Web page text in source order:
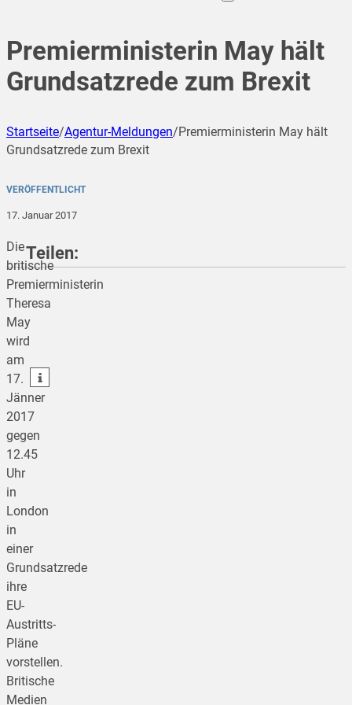
Premierministerin May hält
Grundsatzrede zum Brexit
Startseite/Agentur-Meldungen/Premierministerin May hält
Grundsatzrede zum Brexit
VERÖFFENTLICHT
17. Januar 2017
Die
britische
Premierministerin
Theresa
May
wird
am
17.
Jänner
2017
gegen
12.45
Uhr
in
London
in
einer
Grundsatzrede
ihre
EU-
Austritts-
Pläne
vorstellen.
Britische
Medien
Teilen:
teilen